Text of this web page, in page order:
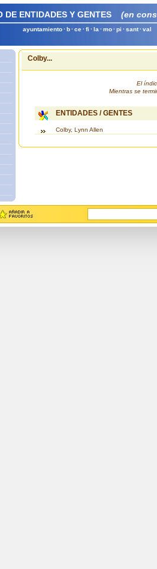
DE ENTIDADES Y GENTES (en
ayuntamiento · b · ce · fi · la · mo · pi · sant · val
Colby...
El
Mientras se
ENTIDADES / GENTES
Colby, Lynn Allen